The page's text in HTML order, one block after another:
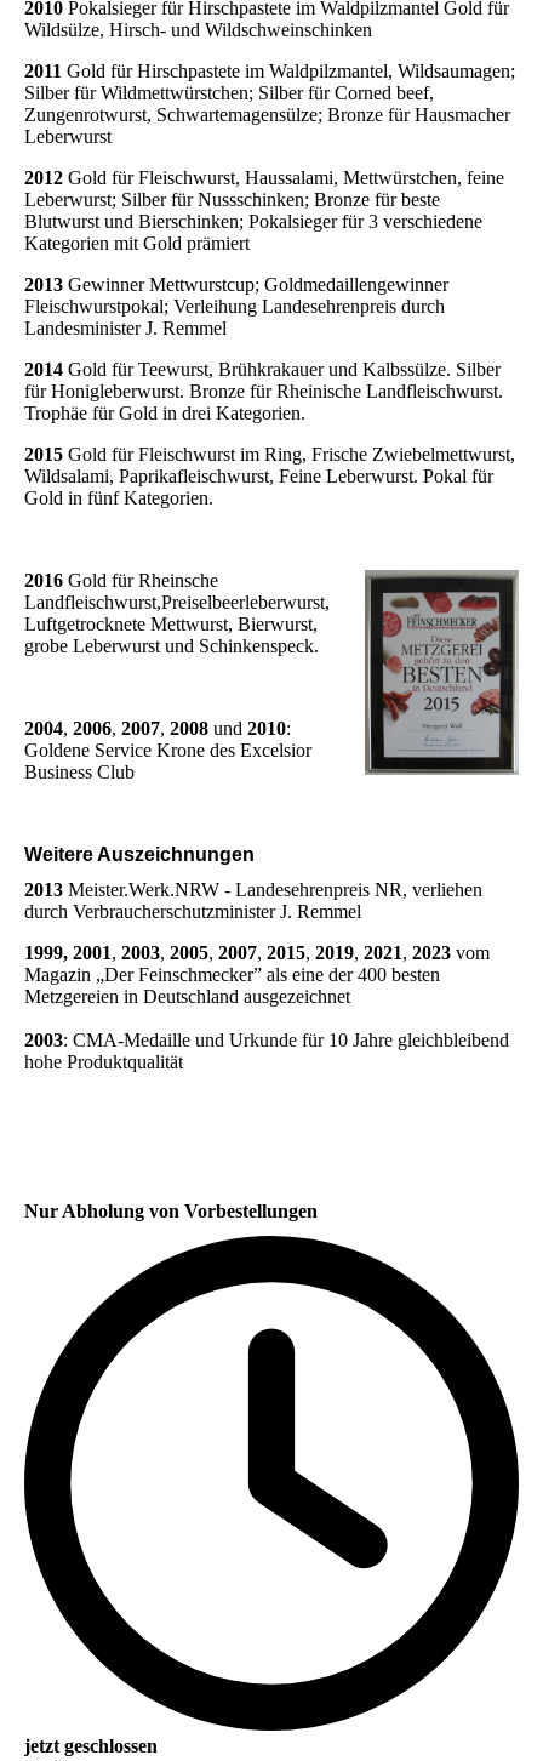
2010 Pokalsieger für Hirschpastete im Waldpilzmantel Gold für
Wildsülze, Hirsch- und Wildschweinschinken
2011 Gold für Hirschpastete im Waldpilzmantel, Wildsaumagen;
Silber für Wildmettwürstchen; Silber für Corned beef,
Zungenrotwurst, Schwartemagensülze; Bronze für Hausmacher
Leberwurst
2012 Gold für Fleischwurst, Haussalami, Mettwürstchen, feine
Leberwurst; Silber für Nussschinken; Bronze für beste
Blutwurst und Bierschinken; Pokalsieger für 3 verschiedene
Kategorien mit Gold prämiert
2013 Gewinner Mettwurstcup; Goldmedaillengewinner
Fleischwurstpokal; Verleihung Landesehrenpreis durch
Landesminister J. Remmel
2014 Gold für Teewurst, Brühkrakauer und Kalbssülze. Silber
für Honigleberwurst. Bronze für Rheinische Landfleischwurst.
Trophäe für Gold in drei Kategorien.
2015 Gold für Fleischwurst im Ring, Frische Zwiebelmettwurst,
Wildsalami, Paprikafleischwurst, Feine Leberwurst. Pokal für
Gold in fünf Kategorien.
2016 Gold für Rheinsche
Landfleischwurst,Preiselbeerleberwurst,
Luftgetrocknete Mettwurst, Bierwurst,
grobe Leberwurst und Schinkenspeck.
2004, 2006, 2007, 2008 und 2010:
Goldene Service Krone des Excelsior
Business Club
Weitere Auszeichnungen
2013 Meister.Werk.NRW - Landesehrenpreis NR, verliehen
durch Verbraucherschutzminister J. Remmel
1999, 2001, 2003, 2005, 2007, 2015, 2019, 2021, 2023 vom
Magazin „Der Feinschmecker” als eine der 400 besten
Metzgereien in Deutschland ausgezeichnet
2003: CMA-Medaille und Urkunde für 10 Jahre gleichbleibend
hohe Produktqualität
Nur Abholung von Vorbestellungen
jetzt geschlossen